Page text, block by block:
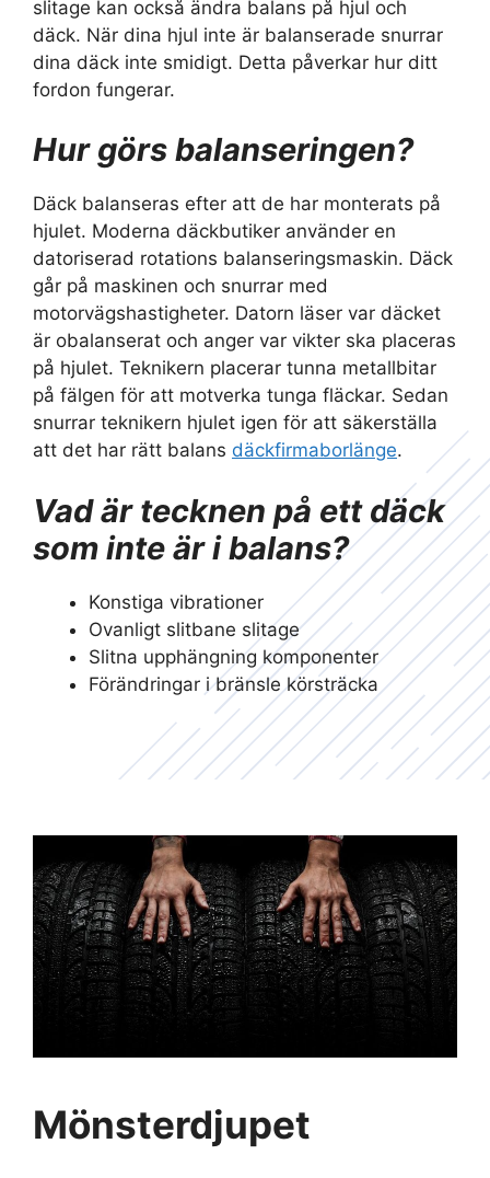
slitage kan också ändra balans på hjul och
däck. När dina hjul inte är balanserade snurrar
dina däck inte smidigt. Detta påverkar hur ditt
fordon fungerar.
Hur görs balanseringen?
Däck balanseras efter att de har monterats på
hjulet. Moderna däckbutiker använder en
datoriserad rotations balanseringsmaskin. Däck
går på maskinen och snurrar med
motorvägshastigheter. Datorn läser var däcket
är obalanserat och anger var vikter ska placeras
på hjulet. Teknikern placerar tunna metallbitar
på fälgen för att motverka tunga fläckar. Sedan
snurrar teknikern hjulet igen för att säkerställa
att det har rätt balans däckfirmaborlänge.
Vad är tecknen på ett däck
som inte är i balans?
Konstiga vibrationer
Ovanligt slitbane slitage
Slitna upphängning komponenter
Förändringar i bränsle körsträcka
Mönsterdjupet